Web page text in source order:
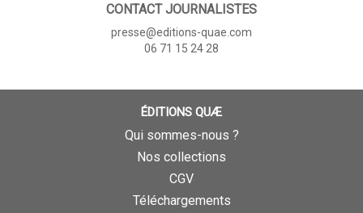
CONTACT JOURNALISTES
presse@editions-quae.com
06 71 15 24 28
ÉDITIONS QUÆ
Qui sommes-nous ?
Nos collections
CGV
Téléchargements